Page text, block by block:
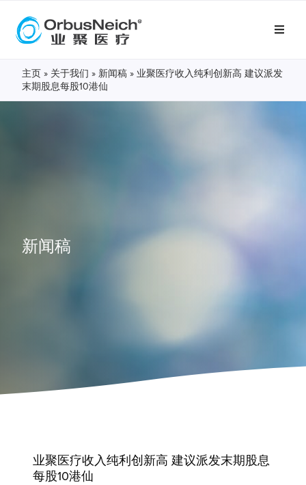
主页 » 关于我们 » 新闻稿 » 业聚医疗收入纯利创新高 建议派发
末期股息每股10港仙
新闻稿
业聚医疗收入纯利创新高 建议派发末期股息
每股10港仙